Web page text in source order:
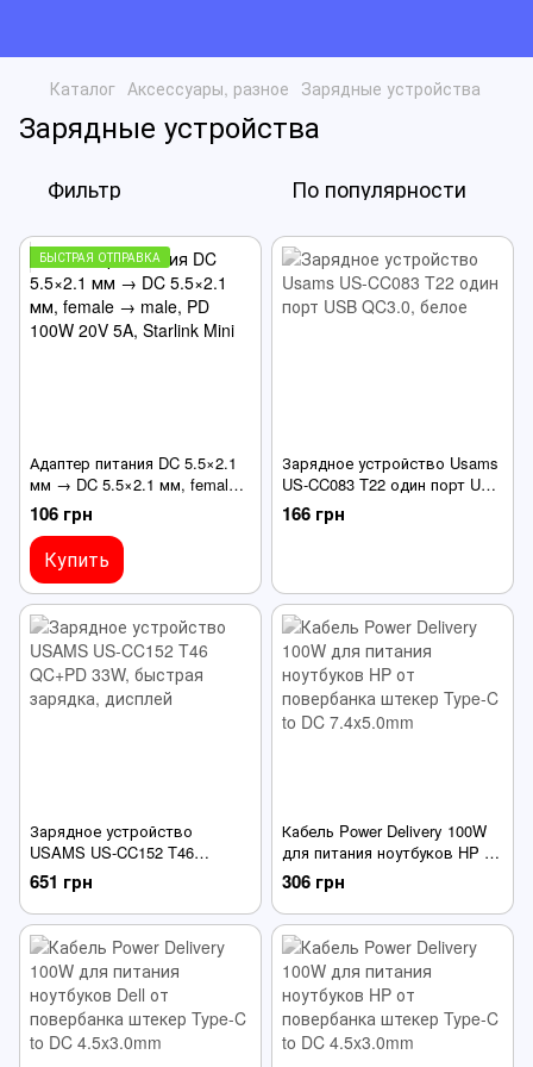
Каталог Аксессуары, разное Зарядные устройства
Зарядные устройства
Фильтр По популярности
БЫСТРАЯ ОТПРАВКА
Адаптер питания DC 5.5×2.1
мм → DC 5.5×2.1 мм, female
→ male, PD 100W 20V 5A,
Starlink Mini
106 грн
Купить
Зарядное устройство Usams
US-CC083 T22 один порт USB
QC3.0, белое
166 грн
Зарядное устройство
USAMS US-CC152 T46
QC+PD 33W, быстрая
зарядка, дисплей
651 грн
Кабель Power Delivery 100W
для питания ноутбуков HP от
повербанка штекер Type-C to
DC 7.4x5.0mm
306 грн